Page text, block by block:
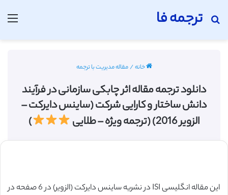
ترجمه فا
جستجو برای
خانه/مقاله مدیریت با ترجمه
دانلود ترجمه مقاله اثر چابکی سازمانی در فرآیند
دانش ساختار و کارایی شرکت (ساینس دایرکت –
الزویر 2016) (ترجمه ویژه – طلایی
)
این مقاله انگلیسی ISI در نشریه ساینس دایرکت (الزویر) در 6 صفحه در